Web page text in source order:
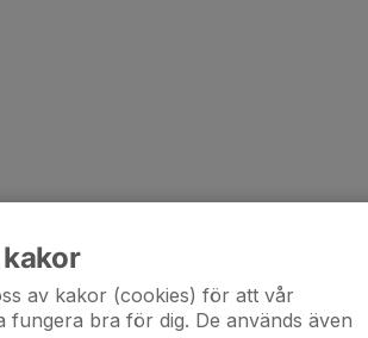
av kakor (cookies) för att vår
fungera bra för dig. De används även